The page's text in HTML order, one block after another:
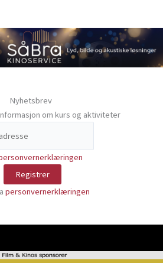
Nyhetsbrev
om kurs og aktiviteter
personvernerklæringen